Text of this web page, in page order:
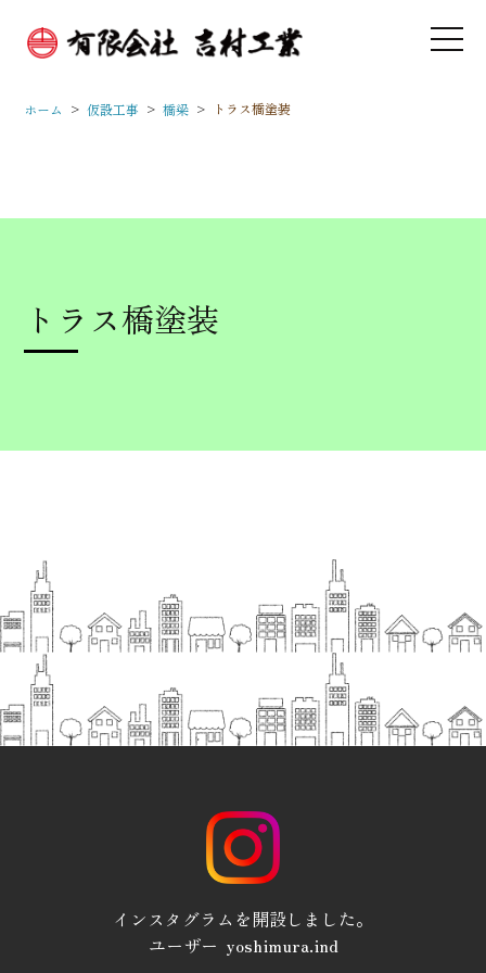
ホーム > 仮設工事 > 橋梁 > トラス橋塗装
トラス橋塗装
インスタグラムを開設しました。
ユーザー yoshimura.ind